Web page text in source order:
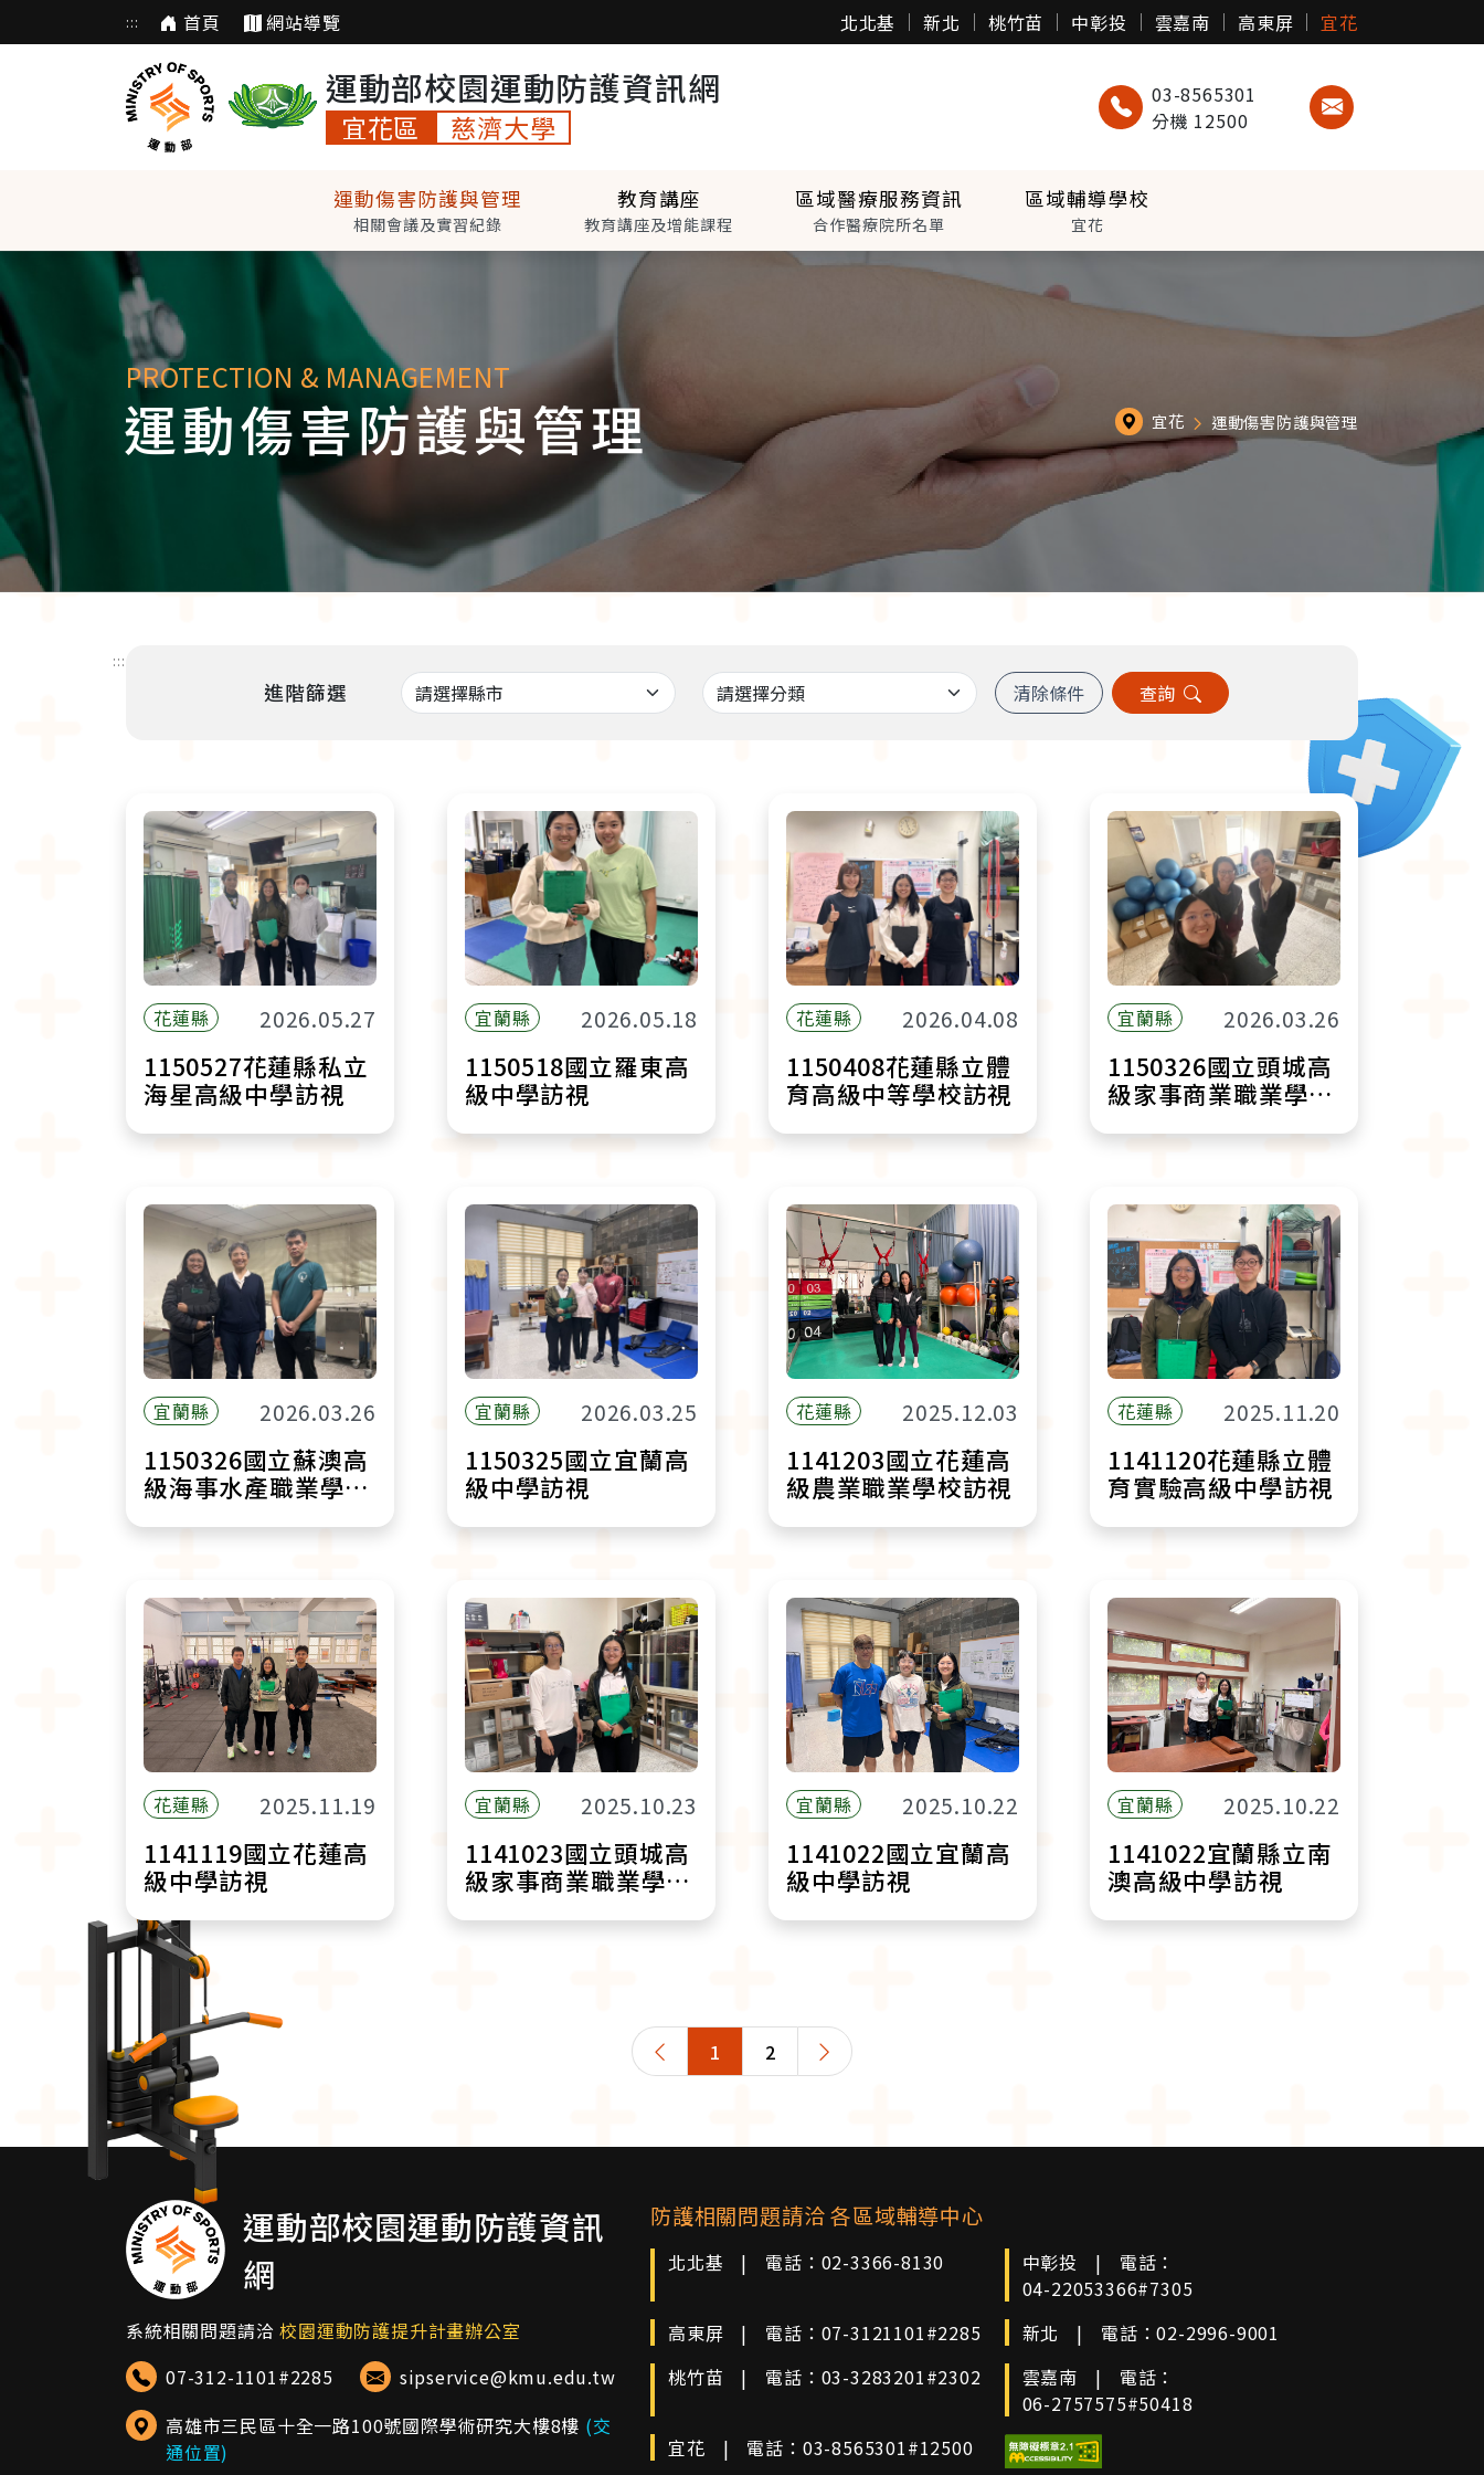
:::
跳
到
主
要
內
首頁 網站導覽 北北基 新北 桃竹苗 中彰投 雲嘉南 高東屏 宜花
運動部校園運動防護資訊網
宜花區 慈濟大學
03-8565301
分機 12500
運動傷害防護與管理
相關會議及實習紀錄
教育講座
教育講座及增能課程
區域醫療服務資訊
合作醫療院所名單
區域輔導學校
宜花
PROTECTION & MANAGEMENT
運動傷害防護與管理 宜花 運動傷害防護與管理
:::
進階篩選 清除條件 查詢
花蓮縣 2026.05.27
1150527花蓮縣私立
海星高級中學訪視
宜蘭縣 2026.05.18
1150518國立羅東高
級中學訪視
花蓮縣 2026.04.08
1150408花蓮縣立體
育高級中等學校訪視
宜蘭縣 2026.03.26
1150326國立頭城高
級家事商業職業學校
宜蘭縣 2026.03.26
1150326國立蘇澳高
級海事水產職業學校
宜蘭縣 2026.03.25
1150325國立宜蘭高
級中學訪視
花蓮縣 2025.12.03
1141203國立花蓮高
級農業職業學校訪視
花蓮縣 2025.11.20
1141120花蓮縣立體
育實驗高級中學訪視
花蓮縣 2025.11.19
1141119國立花蓮高
級中學訪視
宜蘭縣 2025.10.23
1141023國立頭城高
級家事商業職業學校
宜蘭縣 2025.10.22
1141022國立宜蘭高
級中學訪視
宜蘭縣 2025.10.22
1141022宜蘭縣立南
澳高級中學訪視
1 2
運動部校園運動防護資訊
網
系統相關問題請洽校園運動防護提升計畫辦公室
07-312-1101#2285
sipservice@kmu.edu.tw
高雄市三民區十全一路100號國際學術研究大樓8樓 (交
通位置)
防護相關問題請洽 各區域輔導中心
北北基 | 電話： 02-3366-8130 中彰投 |
電話：
04-22053366#7305
高東屏
| 電話： 07-3121101#2285 新北 | 電話：02-2996-9001
桃竹苗
| 電話： 03-3283201#2302 雲嘉南 |
電話：
06-2757575#50418
宜花
| 電話： 03-8565301#12500